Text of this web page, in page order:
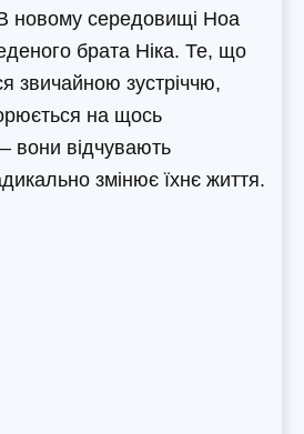
В новому середовищі Ноа
брата Ніка. Те, що
звичайною зустріччю,
на щось
вони відчувають
змінює їхнє життя.